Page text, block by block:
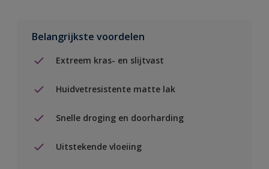
Belangrijkste voordelen
Extreem kras- en slijtvast
Huidvetresistente matte lak
Snelle droging en doorharding
Uitstekende vloeiing